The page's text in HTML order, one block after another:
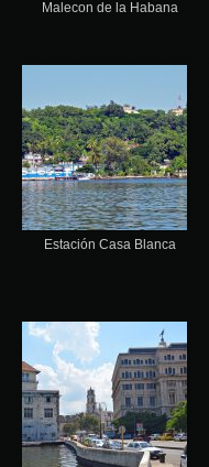
Malecon de la Habana
Estación Casa Blanca